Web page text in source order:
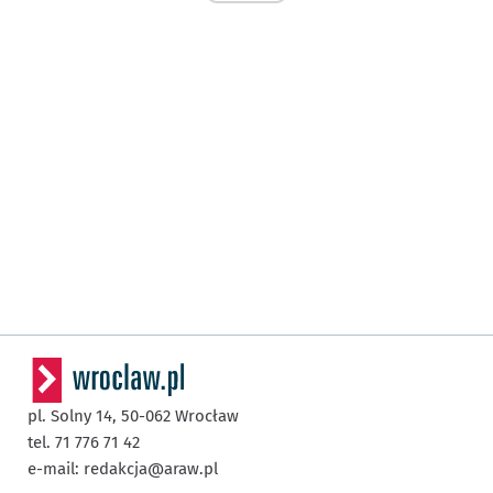
pl. Solny 14, 50-062 Wrocław
tel. 71 776 71 42
e-mail: redakcja@araw.pl